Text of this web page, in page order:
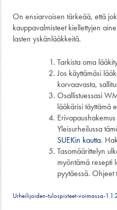
On ensiarvoisen tärkeää, että
kauppavalmisteet kiellettyjen
lasten yskänlääkkeitä.
Tarkista oma
Jos käyttämäsi
korvaavasta,
Osallistuessasi
lääkärisi täyttämä
Yleisurheilussa
SUEKin kautta.
Tasomäärittelyn
myöntämä resepti
pyytäessä. Ohjeet
Urheilijoiden-tulospisteet-voimassa-